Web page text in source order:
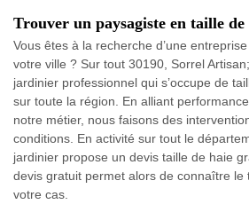
Trouver un paysagiste en taille de
Vous êtes à la recherche d’une
votre ville ? Sur tout 30190, Sorrel
jardinier professionnel qui s’occupe de
sur toute la région. En alliant
notre métier, nous faisons des
conditions. En activité sur tout le
jardinier propose un devis taille de haie
devis gratuit permet alors de connaître le
votre cas.